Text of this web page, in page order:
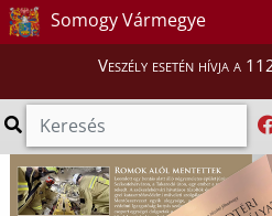
Somogy Vármegye
Veszély esetén hívja a
A
Nonprofit Zrt.
tisztifőorvos
érvényben